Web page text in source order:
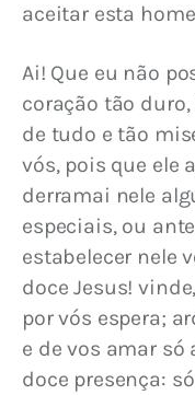
aceitar esta
Ai! Que eu não
coração tão
de tudo e tão
vós, pois que ele
derramai nele
especiais, ou
estabelecer nele
doce Jesus!
por vós espera;
e de vos amar só
doce presença: